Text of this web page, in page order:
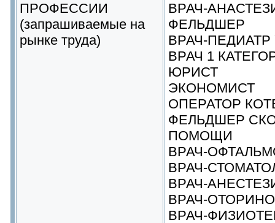
ПРОФЕССИИ
(запрашиваемые на
рынке труда)
ВРАЧ-
ФЕЛЬДШЕР
ВРАЧ-
ВРАЧ 1
ЮРИСТ
ЭКОНОМИСТ
ОПЕРАТОР
ФЕЛЬДШЕР
ПОМОЩИ
ВРАЧ-
ВРАЧ-
ВРАЧ-
ВРАЧ-
ВРАЧ-